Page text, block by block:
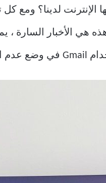
الإنترنت لدينا؟ ومع